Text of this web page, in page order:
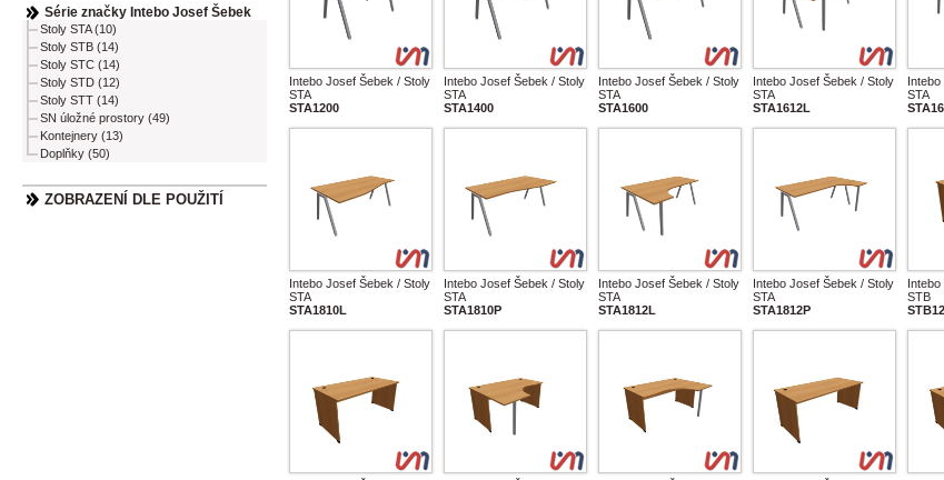
Série značky Intebo Josef Šebek
Stoly STA (10)
Stoly STB (14)
Stoly STC (14)
Stoly STD (12)
Stoly STT (14)
SN úložné prostory (49)
Kontejnery (13)
Doplňky (50)
ZOBRAZENÍ DLE POUŽITÍ
Intebo Josef Šebek / Stoly
STA
STA1200
Intebo Josef Šebek / Stoly
STA
STA1400
Intebo Josef Šebek / Stoly
STA
STA1600
Intebo Josef Šebek / Stoly
STA
STA1612L
STA
Intebo Josef Šebek / Stoly
STA
STA1810L
Intebo Josef Šebek / Stoly
STA
STA1810P
Intebo Josef Šebek / Stoly
STA
STA1812L
Intebo Josef Šebek / Stoly
STA
STA1812P
STB